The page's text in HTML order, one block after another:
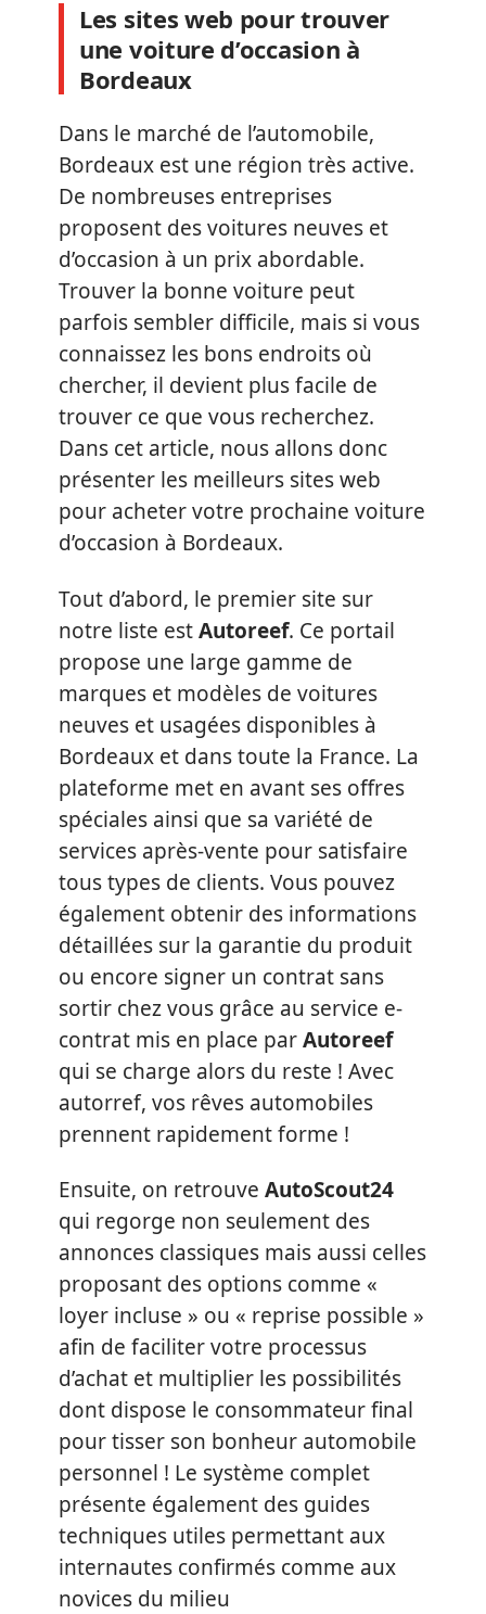
Les sites web pour trouver
une voiture d’occasion à
Bordeaux
Dans le marché de l’automobile,
Bordeaux est une région très active.
De nombreuses entreprises
proposent des voitures neuves et
d’occasion à un prix abordable.
Trouver la bonne voiture peut
parfois sembler difficile, mais si vous
connaissez les bons endroits où
chercher, il devient plus facile de
trouver ce que vous recherchez.
Dans cet article, nous allons donc
présenter les meilleurs sites web
pour acheter votre prochaine voiture
d’occasion à Bordeaux.
Tout d’abord, le premier site sur
notre liste estAutoreef. Ce portail
propose une large gamme de
marques et modèles de voitures
neuves et usagées disponibles à
Bordeaux et dans toute la France. La
plateforme met en avant ses offres
spéciales ainsi que sa variété de
services après-vente pour satisfaire
tous types de clients. Vous pouvez
également obtenir des informations
détaillées sur la garantie du produit
ou encore signer un contrat sans
sortir chez vous grâce au service e-
contrat mis en place parAutoreef
qui se charge alors du reste ! Avec
autorref, vos rêves automobiles
prennent rapidement forme !
Ensuite, on retrouve AutoScout24
qui regorge non seulement des
annonces classiques mais aussi celles
proposant des options comme «
loyer incluse » ou « reprise possible »
afin de faciliter votre processus
d’achat et multiplier les possibilités
dont dispose le consommateur final
pour tisser son bonheur automobile
personnel ! Le système complet
présente également des guides
techniques utiles permettant aux
internautes confirmés comme aux
novices du milieu